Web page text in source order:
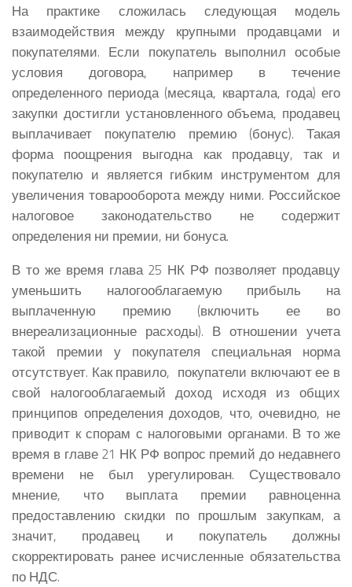
На практике сложилась следующая модель
взаимодействия между крупными продавцами и
покупателями. Если покупатель выполнил особые
условия договора, например в течение
определенного периода (месяца, квартала, года) его
закупки достигли установленного объема, продавец
выплачивает покупателю премию (бонус). Такая
форма поощрения выгодна как продавцу, так и
покупателю и является гибким инструментом для
увеличения товарооборота между ними. Российское
налоговое законодательство не содержит
определения ни премии, ни бонуса.
В то же время глава 25 НК РФ позволяет продавцу
уменьшить налогооблагаемую прибыль на
выплаченную премию (включить ее во
внереализационные расходы). В отношении учета
такой премии у покупателя специальная норма
отсутствует. Как правило, покупатели включают ее в
свой налогооблагаемый доход исходя из общих
принципов определения доходов, что, очевидно, не
приводит к спорам с налоговыми органами. В то же
время в главе 21 НК РФ вопрос премий до недавнего
времени не был урегулирован. Существовало
мнение, что выплата премии равноценна
предоставлению скидки по прошлым закупкам, а
значит, продавец и покупатель должны
скорректировать ранее исчисленные обязательства
по НДС.